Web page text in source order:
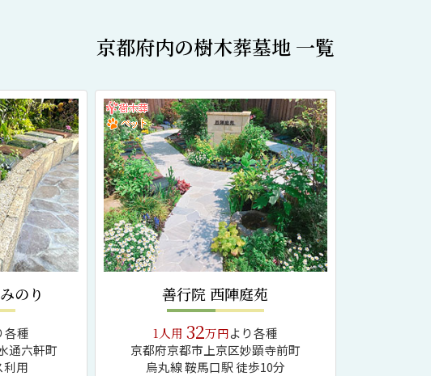
京都府内の樹木葬墓地 一覧
のり
各種
通六軒町
利用
善行院 西陣庭苑
1人用 32万円より各種
京都府京都市上京区妙顕寺前町
烏丸線 鞍馬口駅 徒歩10分